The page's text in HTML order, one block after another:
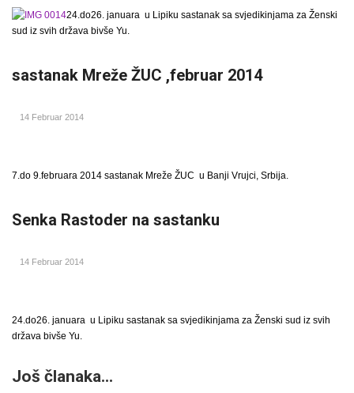
24.do26. januara u Lipiku sastanak sa svjedikinjama za Ženski
sud iz svih država bivše Yu.
sastanak Mreže ŽUC ,februar 2014
14 Februar 2014
7.do 9.februara 2014 sastanak Mreže ŽUC u Banji Vrujci, Srbija.
Senka Rastoder na sastanku
14 Februar 2014
24.do26. januara u Lipiku sastanak sa svjedikinjama za Ženski sud iz svih
država bivše Yu.
Još članaka...